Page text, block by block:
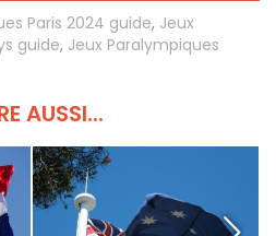
Paris 2024 guide, Jeux
guide, Jeux Paralympiques
AUSSI...